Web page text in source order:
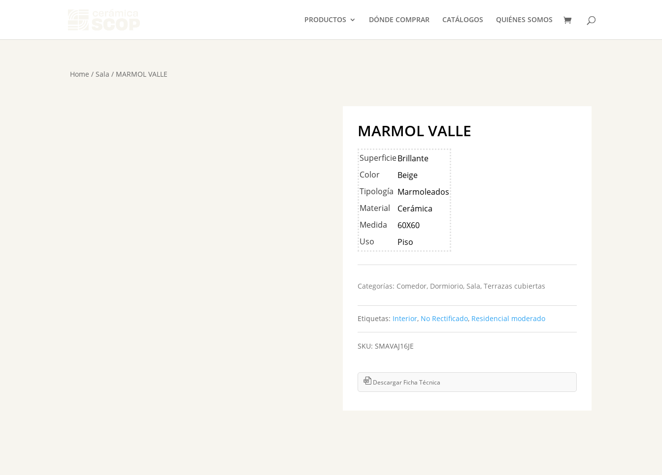
PRODUCTOS DÓNDE COMPRAR CATÁLOGOS QUIÉNES SOMOS
Home /Sala / MARMOL VALLE
MARMOL VALLE
SuperficieBrillante
Color
Beige
Tipología Marmoleados
Material
Cerámica
Medida
60X60
Uso
Piso
Categorías: Comedor, Dormiorio, Sala,Terrazas cubiertas
Etiquetas: Interior, No Rectificado, Residencial moderado
SKU:SMAVAJ16JE
Descargar Ficha Técnica